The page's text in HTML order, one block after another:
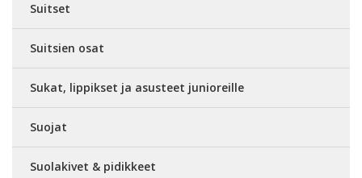
Suitset
Suitsien osat
Sukat, lippikset ja asusteet junioreille
Suojat
Suolakivet & pidikkeet